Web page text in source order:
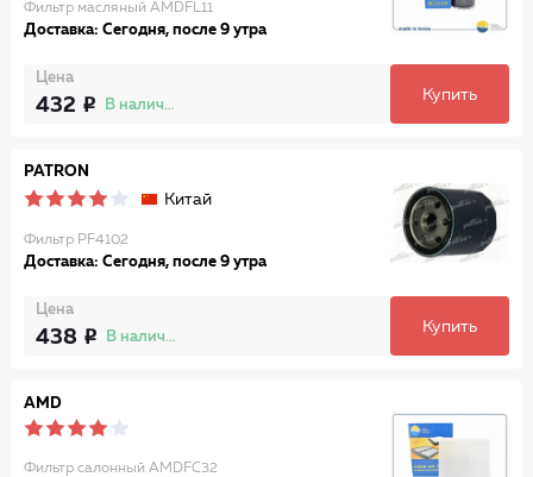
Фильтр масляный AMDFL11
Доставка: Сегодня, после 9 утра
Цена
432 В наличии
Купить
PATRON
Китай
Фильтр PF4102
Доставка: Сегодня, после 9 утра
Цена
438 В наличии
Купить
AMD
Фильтр салонный AMDFC32